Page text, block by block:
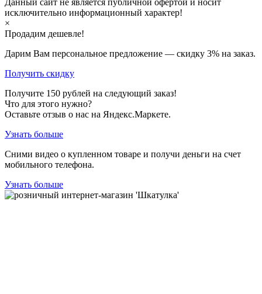
Данный сайт не является публичной офертой и носит
исключительно информационный характер!
×
Продадим дешевле!
Дарим Вам персональное предложение — скидку 3% на заказ.
Получить скидку
Получите 150 рублей на следующий заказ!
Что для этого нужно?
Оставьте отзыв о нас на Яндекс.Маркете.
Узнать больше
Сними видео о купленном товаре и получи деньги на счет
мобильного телефона.
Узнать больше